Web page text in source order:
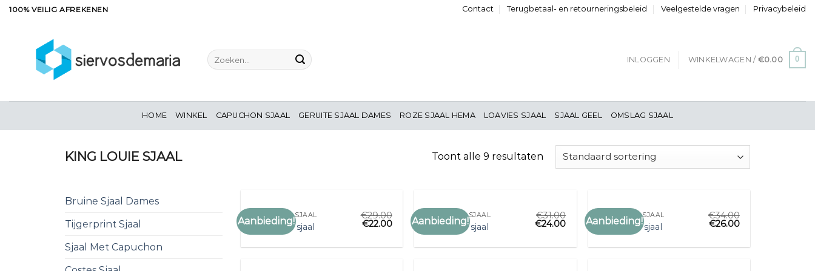
Ga100% VEILIG AFREKENEN Contact Terugbetaal- en retourneringsbeleid Veelgestelde vragen Privacybeleid
Zoeken
naar:
INLOGGEN WINKELWAGEN / €0.00 0
HOME WINKEL CAPUCHON SJAAL GERUITE SJAAL DAMES ROZE SJAAL HEMA LOAVIES SJAAL SJAAL GEEL OMSLAG SJAAL
KING LOUIE SJAAL Toont alle 9 resultaten
Bruine Sjaal Dames
Tijgerprint Sjaal
Sjaal Met Capuchon
Aanbieding!
Toevoegen
KING LOUIE SJAAL
king louie sjaal
€29.00
€22.00 Aanbieding!
Toevoegen
KING LOUIE SJAAL
king louie sjaal
€31.00
€24.00 Aanbieding!
Toevoegen
KING LOUIE SJAAL
king louie sjaal
€34.00
€26.00